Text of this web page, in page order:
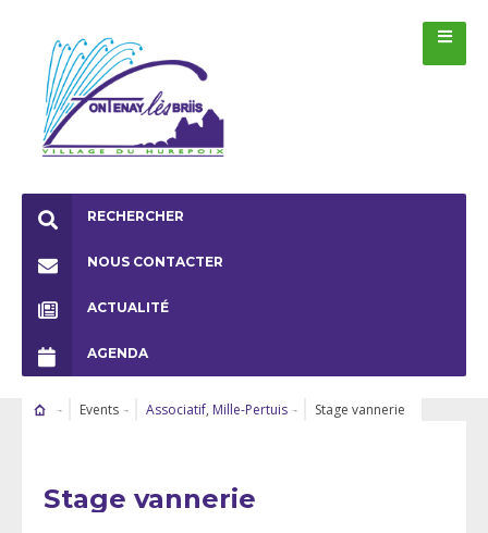
RECHERCHER
NOUS CONTACTER
ACTUALITÉ
AGENDA
Events Associatif, Mille-Pertuis Stage vannerie
Stage vannerie